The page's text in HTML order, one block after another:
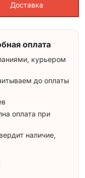
Доставка
оплата
курьером
до оплаты
оплата при
наличие,